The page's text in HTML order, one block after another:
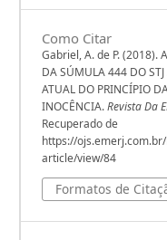
Como Citar
Gabriel, A. de P. (2018).
DA SÚMULA 444 DO
ATUAL DO PRINCÍPIO
INOCÊNCIA.Revista Da
Recuperado de
https://
article/view/84
Formatos de